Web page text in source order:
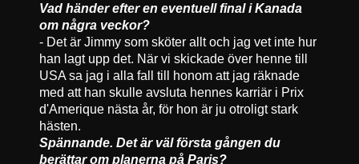
Vad händer efter en eventuell final i Kanada
om några veckor?
- Det är Jimmy som sköter allt och jag vet inte hur
han lagt upp det. När vi skickade över henne till
USA sa jag i alla fall till honom att jag räknade
med att han skulle avsluta hennes karriär i Prix
d'Amerique nästa år, för hon är ju otroligt stark
hästen.
Spännande. Det är väl första gången du
berättar om planerna på Paris?